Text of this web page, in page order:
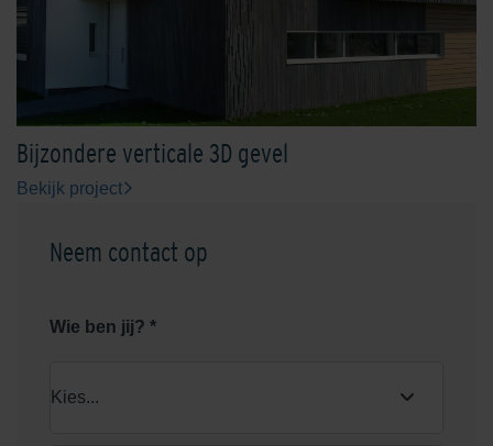
Bijzondere verticale 3D gevel
Bekijk project
Neem contact op
Wie ben jij? *